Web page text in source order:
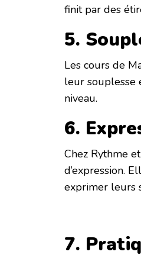
finit par des
5.
Les cours de
leur souplesse
niveau.
6.
Chez Rythme
d’expression.
exprimer leurs
7.